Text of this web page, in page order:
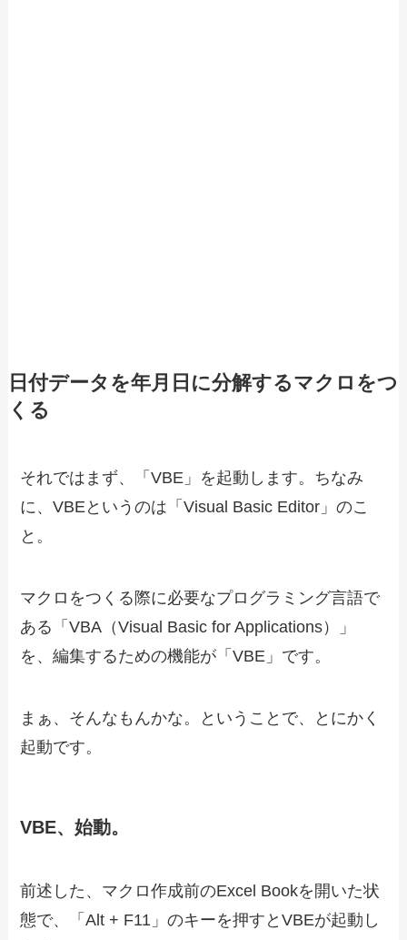
日付データを年月日に分解するマクロをつ
くる
それではまず、「VBE」を起動します。ちなみ
に、VBEというのは「Visual Basic Editor」のこ
と。
マクロをつくる際に必要なプログラミング言語で
ある「VBA（Visual Basic for Applications）」
を、編集するための機能が「VBE」です。
まぁ、そんなもんかな。ということで、とにかく
起動です。
VBE、始動。
前述した、マクロ作成前のExcel Bookを開いた状
態で、「Alt + F11」のキーを押すとVBEが起動し